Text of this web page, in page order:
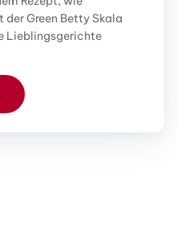
Green Betty Skala
Lieblingsgerichte